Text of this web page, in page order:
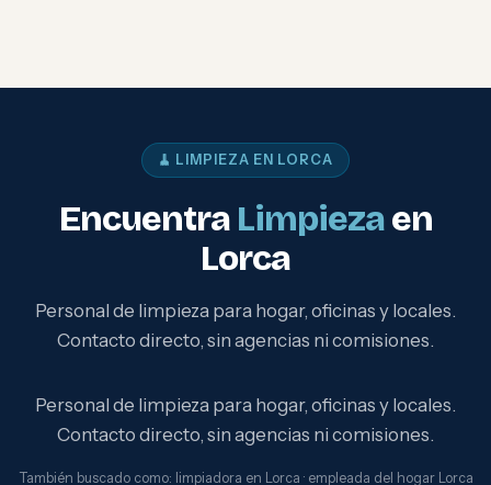
🧹 LIMPIEZA EN LORCA
Encuentra Limpiezaen
Lorca
Personal de limpieza para hogar, oficinas y locales.
Contacto directo, sin agencias ni comisiones.
Personal de limpieza para hogar, oficinas y locales.
Contacto directo, sin agencias ni comisiones.
También buscado como: limpiadora en Lorca · empleada del hogar Lorca